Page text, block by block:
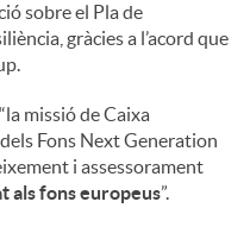
sobre el Pla de
gràcies a l’acord que
missió de Caixa
Fons Next Generation
i assessorament
als fons europeus”.